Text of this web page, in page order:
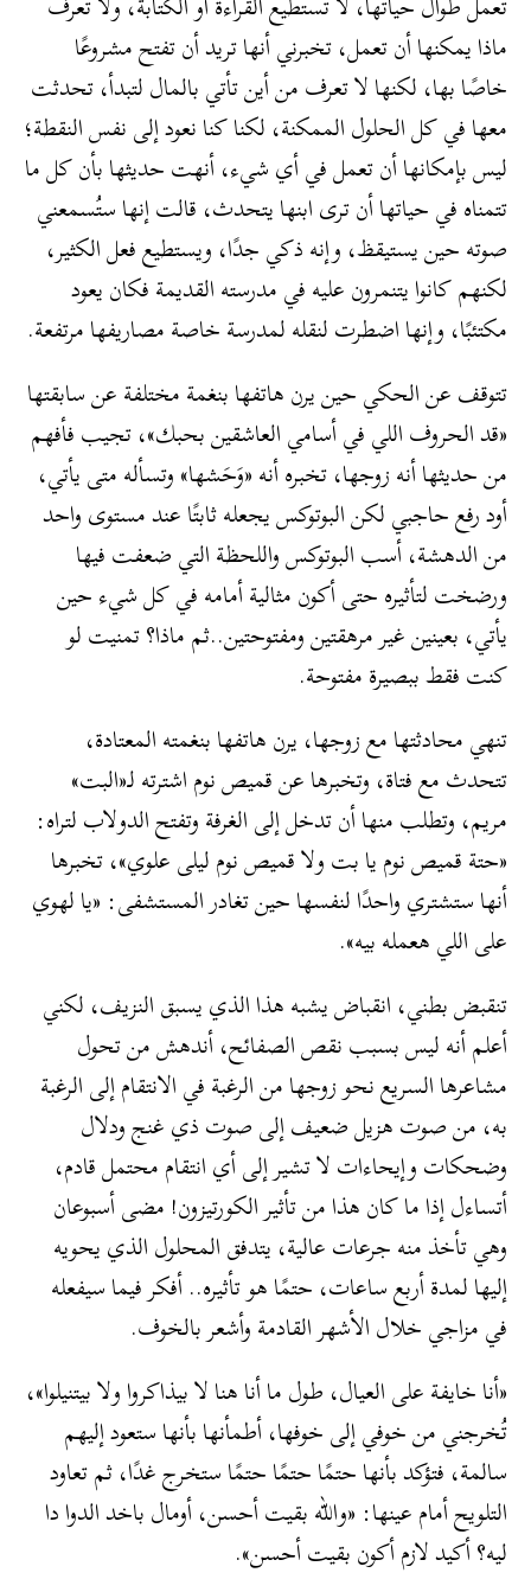
ماذا يمكنها أن تعمل، تخبرني أنها تريد أن تفتح مشروعًا
خاصًا بها، لكنها لا تعرف من أين تأتي بالمال لتبدأ، تحدثت
معها في كل الحلول الممكنة، لكنا كنا نعود إلى نفس النقطة؛
ليس بإمكانها أن تعمل في أي شيء، أنهت حديثها بأن كل ما
تتمناه في حياتها أن ترى ابنها يتحدث، قالت إنها ستُسمعني
صوته حين يستيقظ، وإنه ذكي جدًا، ويستطيع فعل الكثير،
لكنهم كانوا يتنمرون عليه في مدرسته القديمة فكان يعود
مكتئبًا، وإنها اضطرت لنقله لمدرسة خاصة مصاريفها مرتفعة.
تتوقف عن الحكي حين يرن هاتفها بنغمة مختلفة عن سابقتها
«قد الحروف اللي في أسامي العاشقين بحبك»، تجيب فأفهم
من حديثها أنه زوجها، تخبره أنه «وَحَشها» وتسأله متى يأتي،
أود رفع حاجبي لكن البوتوكس يجعله ثابتًا عند مستوى واحد
من الدهشة، أسب البوتوكس واللحظة التي ضعفت فيها
ورضخت لتأثيره حتى أكون مثالية أمامه في كل شيء حين
يأتي، بعينين غير مرهقتين ومفتوحتين..ثم ماذا؟ تمنيت لو
كنت فقط ببصيرة مفتوحة.
تنهي محادثتها مع زوجها، يرن هاتفها بنغمته المعتادة،
تتحدث مع فتاة، وتخبرها عن قميص نوم اشترته لـ«البت»
مريم، وتطلب منها أن تدخل إلى الغرفة وتفتح الدولاب لتراه:
«حتة قميص نوم يا بت ولا قميص نوم ليلى علوي»، تخبرها
أنها ستشتري واحدًا لنفسها حين تغادر المستشفى: «يا لهوي
على اللي هعمله بيه».
تنقبض بطني، انقباض يشبه هذا الذي يسبق النزيف، لكني
أعلم أنه ليس بسبب نقص الصفائح، أندهش من تحول
مشاعرها السريع نحو زوجها من الرغبة في الانتقام إلى الرغبة
به، من صوت هزيل ضعيف إلى صوت ذي غنج ودلال
وضحكات وإيحاءات لا تشير إلى أي انتقام محتمل قادم،
أتساءل إذا ما كان هذا من تأثير الكورتيزون! مضى أسبوعان
وهي تأخذ منه جرعات عالية، يتدفق المحلول الذي يحويه
إليها لمدة أربع ساعات، حتمًا هو تأثيره.. أفكر فيما سيفعله
في مزاجي خلال الأشهر القادمة وأشعر بالخوف.
«أنا خايفة على العيال، طول ما أنا هنا لا بيذاكروا ولا بيتنيلوا»،
تُخرجني من خوفي إلى خوفها، أطمأنها بأنها ستعود إليهم
سالمة، فتؤكد بأنها حتمًا حتمًا حتمًا ستخرج غدًا، ثم تعاود
التلويح أمام عينها: «والله بقيت أحسن، أومال باخد الدوا دا
ليه؟ أكيد لازم أكون بقيت أحسن».